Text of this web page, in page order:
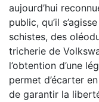
aujourd’hui
public, qu’il
schistes, des
tricherie de
l’obtention d’une
permet d’écarter
de garantir la